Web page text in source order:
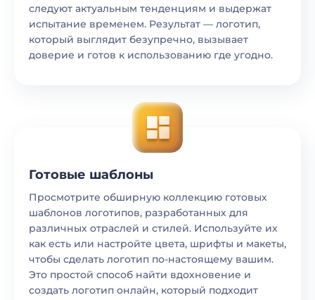
следуют актуальным тенденциям и выдержат
испытание временем. Результат — логотип,
который выглядит безупречно, вызывает
доверие и готов к использованию где угодно.
Готовые шаблоны
Просмотрите обширную коллекцию готовых
шаблонов логотипов, разработанных для
различных отраслей и стилей. Используйте их
как есть или настройте цвета, шрифты и макеты,
чтобы сделать логотип по-настоящему вашим.
Это простой способ найти вдохновение и
создать логотип онлайн, который подходит